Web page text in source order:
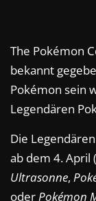
The Pokémon
bekannt
Pokémon sein
Legendären
Die
ab dem 4. April
Ultrasonne,
oderPokémon